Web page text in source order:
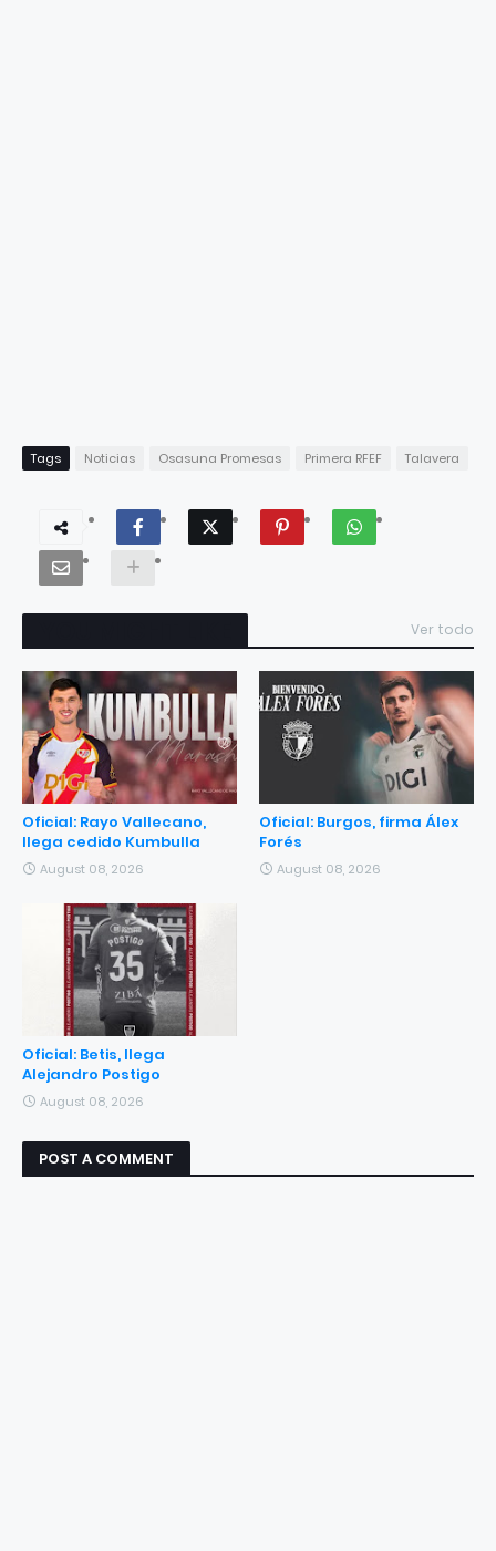
Tags Noticias Osasuna Promesas Primera RFEF Talavera
Ver todo
Oficial: Rayo Vallecano,
llega cedido Kumbulla
August 08, 2026
Oficial: Burgos, firma Álex
Forés
August 08, 2026
Oficial: Betis, llega
Alejandro Postigo
August 08, 2026
POST A COMMENT